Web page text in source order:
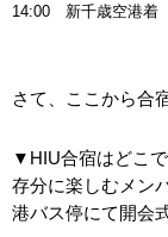
14:00 新千歳空港着
さて、ここから合
▼HIU合宿はどこ
存分に楽しむメン
港バス停にて開会